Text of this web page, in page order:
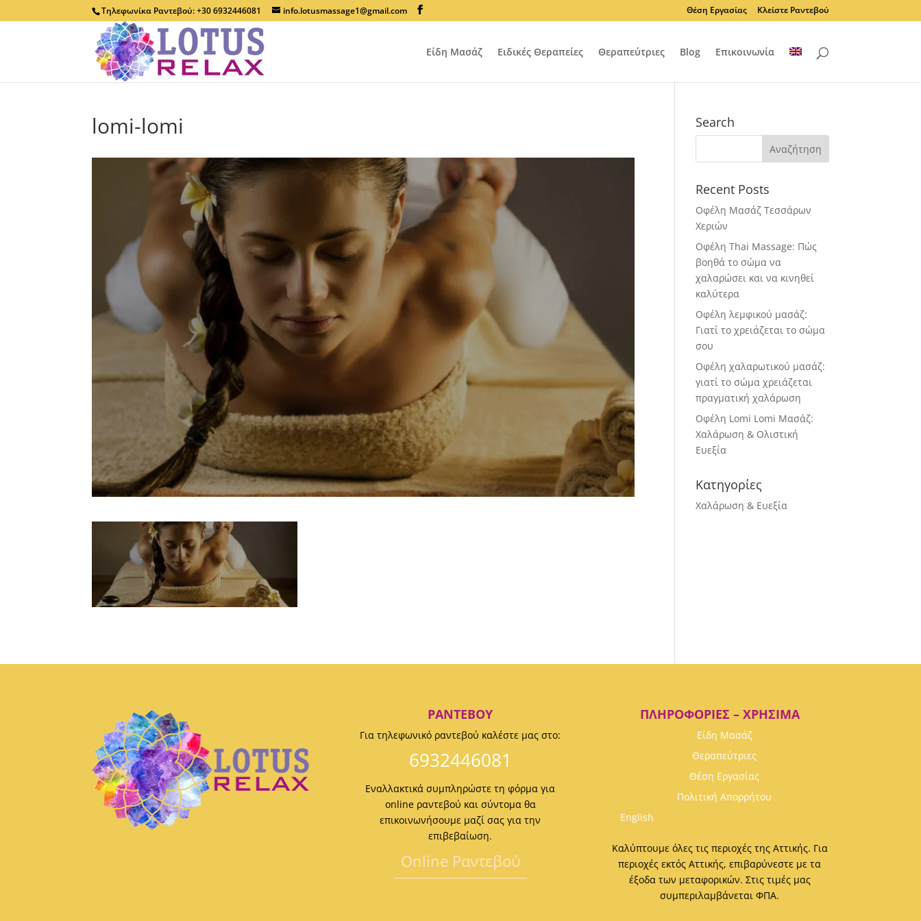
Τηλεφωνίκα Ραντεβού: +30 6932446081 info.lotusmassage1@gmail.com Θέση Εργασίας Κλείστε Ραντεβού
Είδη Μασάζ Ειδικές Θεραπείες Θεραπεύτριες Blog Επικοινωνία
lomi-lomi Search
Recent Posts
Οφέλη Μασάζ Τεσσάρων
Χεριών
Οφέλη Thai Massage: Πώς
βοηθά το σώμα να
χαλαρώσει και να κινηθεί
καλύτερα
Οφέλη λεμφικού μασάζ:
Γιατί το χρειάζεται το σώμα
σου
Οφέλη χαλαρωτικού μασάζ:
γιατί το σώμα χρειάζεται
πραγματική χαλάρωση
Οφέλη Lomi Lomi Μασάζ:
Χαλάρωση & Ολιστική
Ευεξία
Κατηγορίες
Χαλάρωση & Ευεξία
ΡΑΝΤΕΒΟΎ
Για τηλεφωνικό ραντεβού καλέστε μας στο:
6932446081
Εναλλακτικά συμπληρώστε τη φόρμα για
online ραντεβού και σύντομα θα
επικοινωνήσουμε μαζί σας για την
επιβεβαίωση.
Οnline Ραντεβού
ΠΛΗΡΟΦΟΡΊΕΣ – ΧΡΉΣΙΜΑ
Είδη Μασάζ
Θεραπεύτριες
Θέση Εργασίας
Πολιτική Απορρήτου
English
Καλύπτουμε όλες τις περιοχές της Αττικής. Για
περιοχές εκτός Αττικής, επιβαρύνεστε με τα
έξοδα των μεταφορικών. Στις τιμές μας
συμπεριλαμβάνεται ΦΠΑ.